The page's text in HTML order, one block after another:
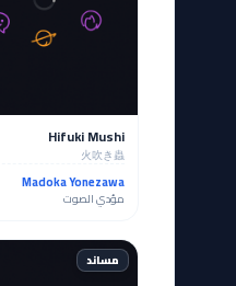
Hifuki Mushi
火吹き蟲
Madoka Yonezawa
مؤدي الصوت
مساند